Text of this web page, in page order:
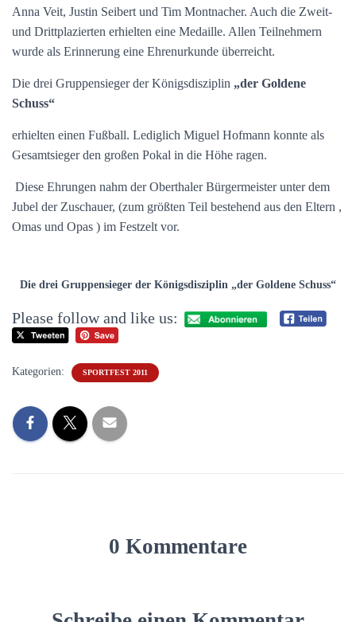
Anna Veit, Justin Seibert und Tim Montnacher. Auch die Zweit-
und Drittplazierten erhielten eine Medaille. Allen Teilnehmern
wurde als Erinnerung eine Ehrenurkunde überreicht.
Die drei Gruppensieger der Königsdisziplin „der Goldene
Schuss“
erhielten einen Fußball. Lediglich Miguel Hofmann konnte als
Gesamtsieger den großen Pokal in die Höhe ragen.
Diese Ehrungen nahm der Oberthaler Bürgermeister unter dem
Jubel der Zuschauer, (zum größten Teil bestehend aus den Eltern ,
Omas und Opas ) im Festzelt vor.
Die drei Gruppensieger der Königsdisziplin „der Goldene Schuss“
Please follow and like us:
Kategorien: SPORTFEST 2011
0 Kommentare